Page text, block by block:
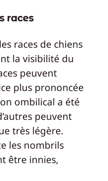
races
races de chiens
la visibilité du
peuvent
plus prononcée
ombilical a été
peuvent
très légère.
les nombrils
être innies,